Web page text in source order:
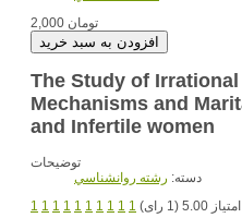
2,000 تومان
The Study of
Mechanisms and
and Infertile women
توضیحات
دسته: رشته روانشناسي
1 1 1 1 1 1 1 1 1 1
امتیاز 5.00 (1 رای)